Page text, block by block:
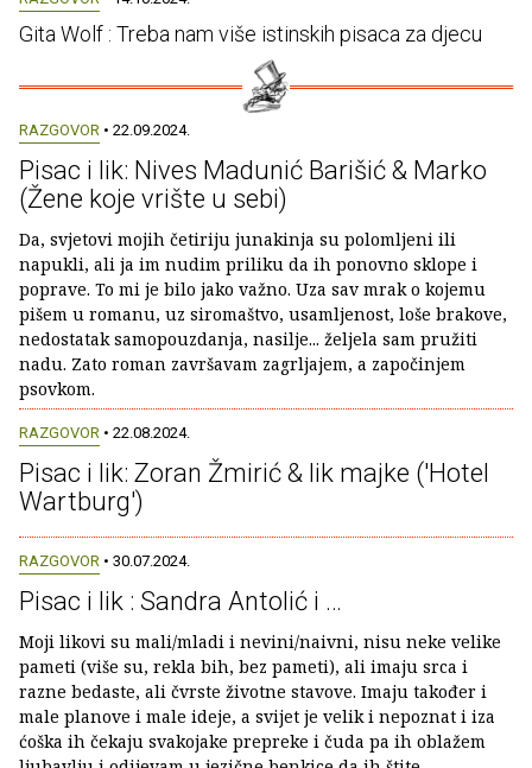
Gita Wolf : Treba nam više istinskih pisaca za djecu
RAZGOVOR • 22.09.2024.
Pisac i lik: Nives Madunić Barišić & Marko
(Žene koje vrište u sebi)
Da, svjetovi mojih četiriju junakinja su polomljeni ili
napukli, ali ja im nudim priliku da ih ponovno sklope i
poprave. To mi je bilo jako važno. Uza sav mrak o kojemu
pišem u romanu, uz siromaštvo, usamljenost, loše brakove,
nedostatak samopouzdanja, nasilje... željela sam pružiti
nadu. Zato roman završavam zagrljajem, a započinjem
psovkom.
RAZGOVOR • 22.08.2024.
Pisac i lik: Zoran Žmirić & lik majke ('Hotel
Wartburg')
RAZGOVOR • 30.07.2024.
Pisac i lik : Sandra Antolić i …
Moji likovi su mali/mladi i nevini/naivni, nisu neke velike
pameti (više su, rekla bih, bez pameti), ali imaju srca i
razne bedaste, ali čvrste životne stavove. Imaju također i
male planove i male ideje, a svijet je velik i nepoznat i iza
ćoška ih čekaju svakojake prepreke i čuda pa ih oblažem